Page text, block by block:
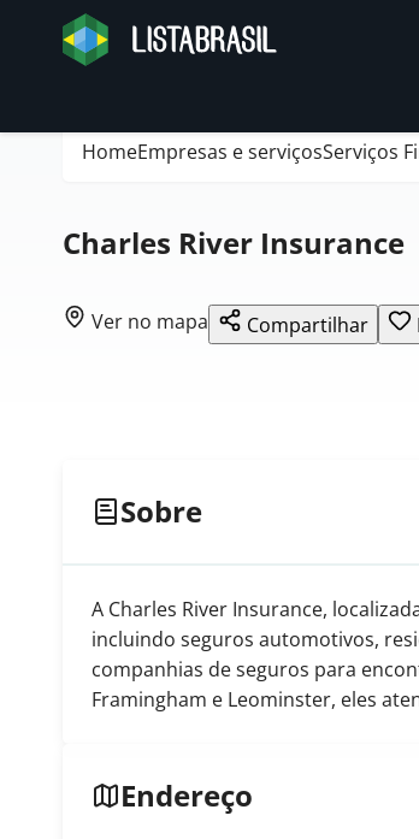
HomeEmpresas e serviçosServiços
Charles River Insurance
Ver no mapa Compartilhar
Sobre
A Charles River Insurance,
incluindo seguros automotivos,
companhias de seguros para
Framingham e Leominster, eles
Endereço